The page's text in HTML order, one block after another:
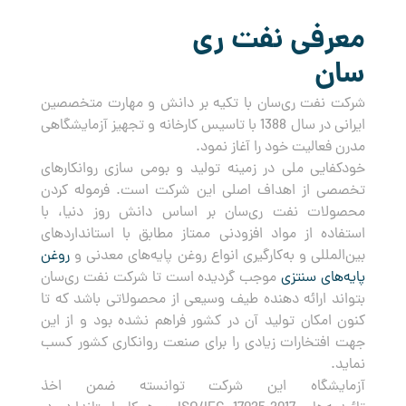
معرفی نفت ری
سان
شرکت نفت ری‌سان با تکیه بر دانش و مهارت متخصصین
ایرانی در سال 1388 با تاسیس کارخانه و تجهیز آزمایشگاهی
مدرن فعالیت خود را آغاز نمود.
خودکفایی ملی در زمینه تولید و بومی سازی روانکارهای
تخصصی از اهداف اصلی این شرکت است. فرموله کردن
محصولات نفت ری‌سان بر اساس دانش روز دنیا، با
استفاده از مواد افزودنی ممتاز مطابق با استانداردهای
بین‌المللی و به‌کارگیری انواع روغن پایه‌های معدنی وروغن
پایه‌های سنتزیموجب گردیده است تا شرکت نفت ری‌سان
بتواند ارائه دهنده طیف وسیعی از محصولاتی باشد که تا
کنون امکان تولید آن در کشور فراهم نشده بود و از این
جهت افتخارات زیادی را برای صنعت روانکاری کشور کسب
نماید.
آزمایشگاه این شرکت توانسته ضمن اخذ